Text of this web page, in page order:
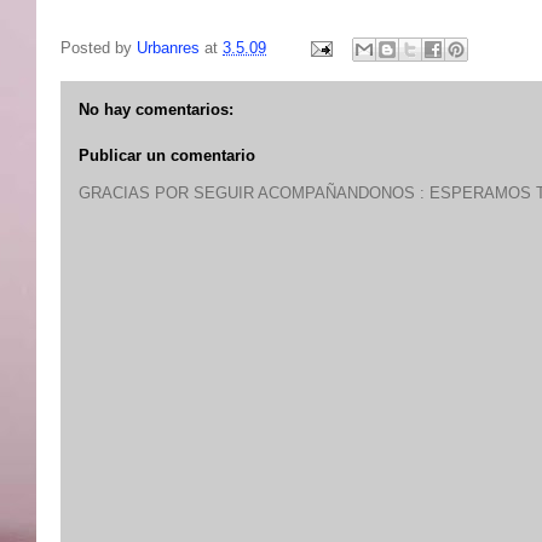
Posted by Urbanres at 3.5.09
No hay comentarios:
Publicar un comentario
GRACIAS POR SEGUIR ACOMPAÑANDONOS : ESPERAMOS